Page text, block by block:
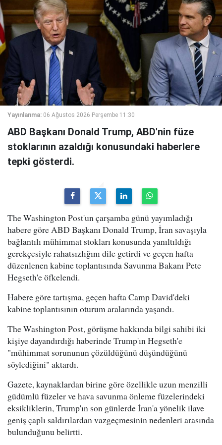
Yayınlanma: 06 Ağustos 2026 Perşembe 11:30
ABD Başkanı Donald Trump, ABD'nin füze
stoklarının azaldığı konusundaki haberlere
tepki gösterdi.
The Washington Post'un çarşamba günü yayımladığı
habere göre ABD Başkanı Donald Trump, İran savaşıyla
bağlantılı mühimmat stokları konusunda yanıltıldığı
gerekçesiyle rahatsızlığını dile getirdi ve geçen hafta
düzenlenen kabine toplantısında Savunma Bakanı Pete
Hegseth'e öfkelendi.
Habere göre tartışma, geçen hafta Camp David'deki
kabine toplantısının oturum aralarında yaşandı.
The Washington Post, görüşme hakkında bilgi sahibi iki
kişiye dayandırdığı haberinde Trump'ın Hegseth'e
"mühimmat sorununun çözüldüğünü düşündüğünü
söylediğini" aktardı.
Gazete, kaynaklardan birine göre özellikle uzun menzilli
güdümlü füzeler ve hava savunma önleme füzelerindeki
eksikliklerin, Trump'ın son günlerde İran'a yönelik ilave
geniş çaplı saldırılardan vazgeçmesinin nedenleri arasında
bulunduğunu belirtti.